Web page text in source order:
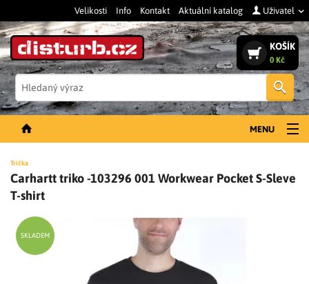
Velikosti Info Kontakt Aktuální katalog Uživatel
KOŠÍK
0 Kč
MENU
PÁNSKÉ OBLEČENÍ
DOPLŇKY
Trička
Carhartt triko -103296 001 Workwear Pocket S-Sleve
T-shirt
SKLADEM